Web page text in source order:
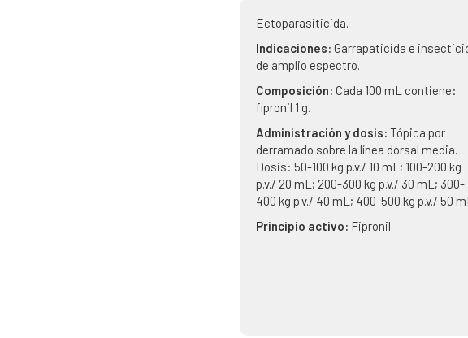
Ectoparasiticida.
Indicaciones:Garrapaticida e
de amplio espectro.
Composición:Cada 100 mL contiene:
fipronil 1 g.
Administración y dosis:Tópica por
derramado sobre la línea dorsal media.
Dosis: 50-100 kg p.v./ 10 mL; 100-200 kg
p.v./ 20 mL; 200-300 kg p.v./ 30 mL; 300-
400 kg p.v./ 40 mL; 400-500 kg p.v./ 50
Principio activo: Fipronil